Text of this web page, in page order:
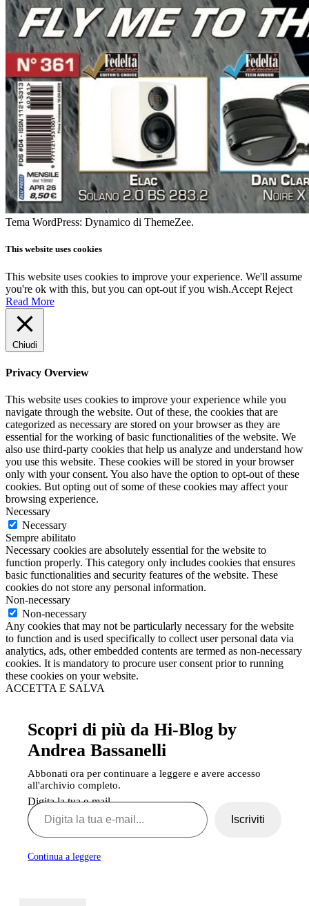
Tema WordPress: Dynamico di ThemeZee.
This website uses cookies
This website uses cookies to improve your experience. We'll assume
you're ok with this, but you can opt-out if you wish.Accept Reject
Read More
Chiudi
Privacy Overview
This website uses cookies to improve your experience while you
navigate through the website. Out of these, the cookies that are
categorized as necessary are stored on your browser as they are
essential for the working of basic functionalities of the website. We
also use third-party cookies that help us analyze and understand how
you use this website. These cookies will be stored in your browser
only with your consent. You also have the option to opt-out of these
cookies. But opting out of some of these cookies may affect your
browsing experience.
Necessary
Necessary
Sempre abilitato
Necessary cookies are absolutely essential for the website to
function properly. This category only includes cookies that ensures
basic functionalities and security features of the website. These
cookies do not store any personal information.
Non-necessary
Non-necessary
Any cookies that may not be particularly necessary for the website
to function and is used specifically to collect user personal data via
analytics, ads, other embedded contents are termed as non-necessary
cookies. It is mandatory to procure user consent prior to running
these cookies on your website.
ACCETTA E SALVA
Scopri di più da Hi-Blog by
Andrea Bassanelli
Abbonati ora per continuare a leggere e avere accesso
all'archivio completo.
Digita la tua e-mail...
Iscriviti
Continua a leggere